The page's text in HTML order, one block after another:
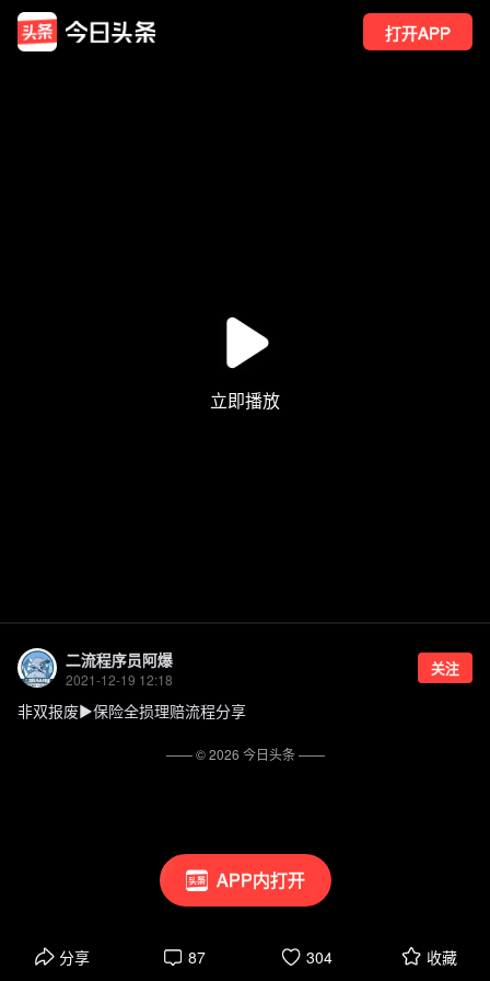
打开APP
APP内打开
二流程序员阿爆
2021-12-19 12:18
关注
非双报废►保险全损理赔流程分享
分享 87 304 收藏
—— ©2026 今日头条——